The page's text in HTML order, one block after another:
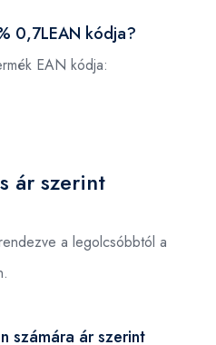
0,7LEAN kódja?
EAN kódja:
ár szerint
a legolcsóbbtól a
számára ár szerint